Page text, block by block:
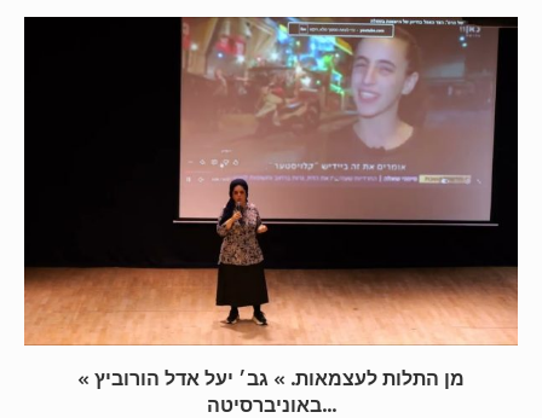
« מן התלות לעצמאות. » גב׳ יעל אדל הורוביץ
באוניברסיטה...